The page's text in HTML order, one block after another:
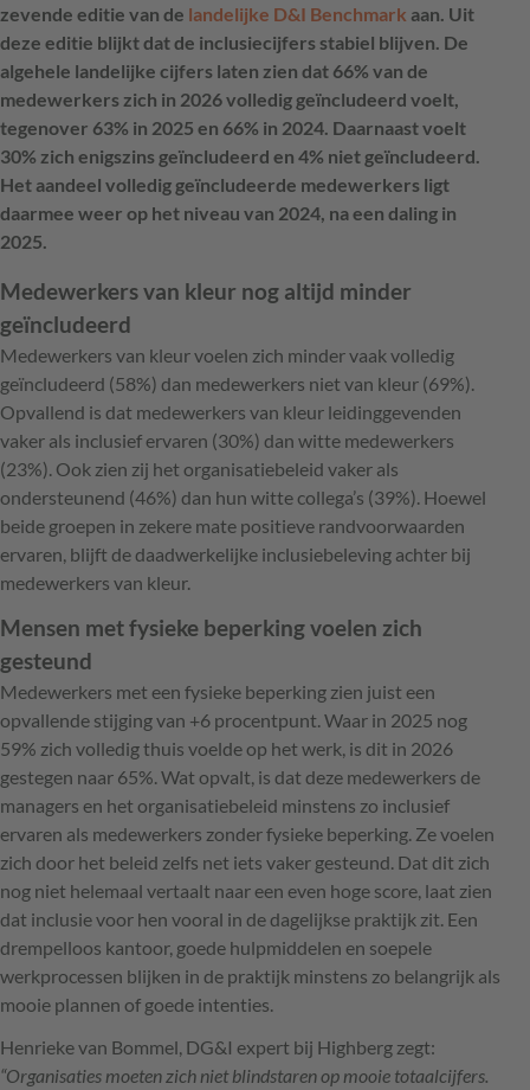
zevende editie van de landelijke D&I Benchmark aan. Uit
deze editie blijkt dat de inclusiecijfers stabiel blijven. De
algehele landelijke cijfers laten zien dat 66% van de
medewerkers zich in 2026 volledig geïncludeerd voelt,
tegenover 63% in 2025 en 66% in 2024. Daarnaast voelt
30% zich enigszins geïncludeerd en 4% niet geïncludeerd.
Het aandeel volledig geïncludeerde medewerkers ligt
daarmee weer op het niveau van 2024, na een daling in
2025.
Medewerkers van kleur nog altijd minder
geïncludeerd
Medewerkers van kleur voelen zich minder vaak volledig
geïncludeerd (58%) dan medewerkers niet van kleur (69%).
Opvallend is dat medewerkers van kleur leidinggevenden
vaker als inclusief ervaren (30%) dan witte medewerkers
(23%). Ook zien zij het organisatiebeleid vaker als
ondersteunend (46%) dan hun witte collega’s (39%). Hoewel
beide groepen in zekere mate positieve randvoorwaarden
ervaren, blijft de daadwerkelijke inclusiebeleving achter bij
medewerkers van kleur.
Mensen met fysieke beperking voelen zich
gesteund
Medewerkers met een fysieke beperking zien juist een
opvallende stijging van +6 procentpunt. Waar in 2025 nog
59% zich volledig thuis voelde op het werk, is dit in 2026
gestegen naar 65%. Wat opvalt, is dat deze medewerkers de
managers en het organisatiebeleid minstens zo inclusief
ervaren als medewerkers zonder fysieke beperking. Ze voelen
zich door het beleid zelfs net iets vaker gesteund. Dat dit zich
nog niet helemaal vertaalt naar een even hoge score, laat zien
dat inclusie voor hen vooral in de dagelijkse praktijk zit. Een
drempelloos kantoor, goede hulpmiddelen en soepele
werkprocessen blijken in de praktijk minstens zo belangrijk als
mooie plannen of goede intenties.
Henrieke van Bommel, DG&I expert bij Highberg zegt:
“Organisaties moeten zich niet blindstaren op mooie totaalcijfers.